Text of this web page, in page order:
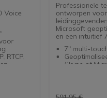
Voice
RTCP,
USB-A
Professionele
ontworpen
Microsoft
en een intuïtief
7" multi-
Skype of
Poly Acoustic